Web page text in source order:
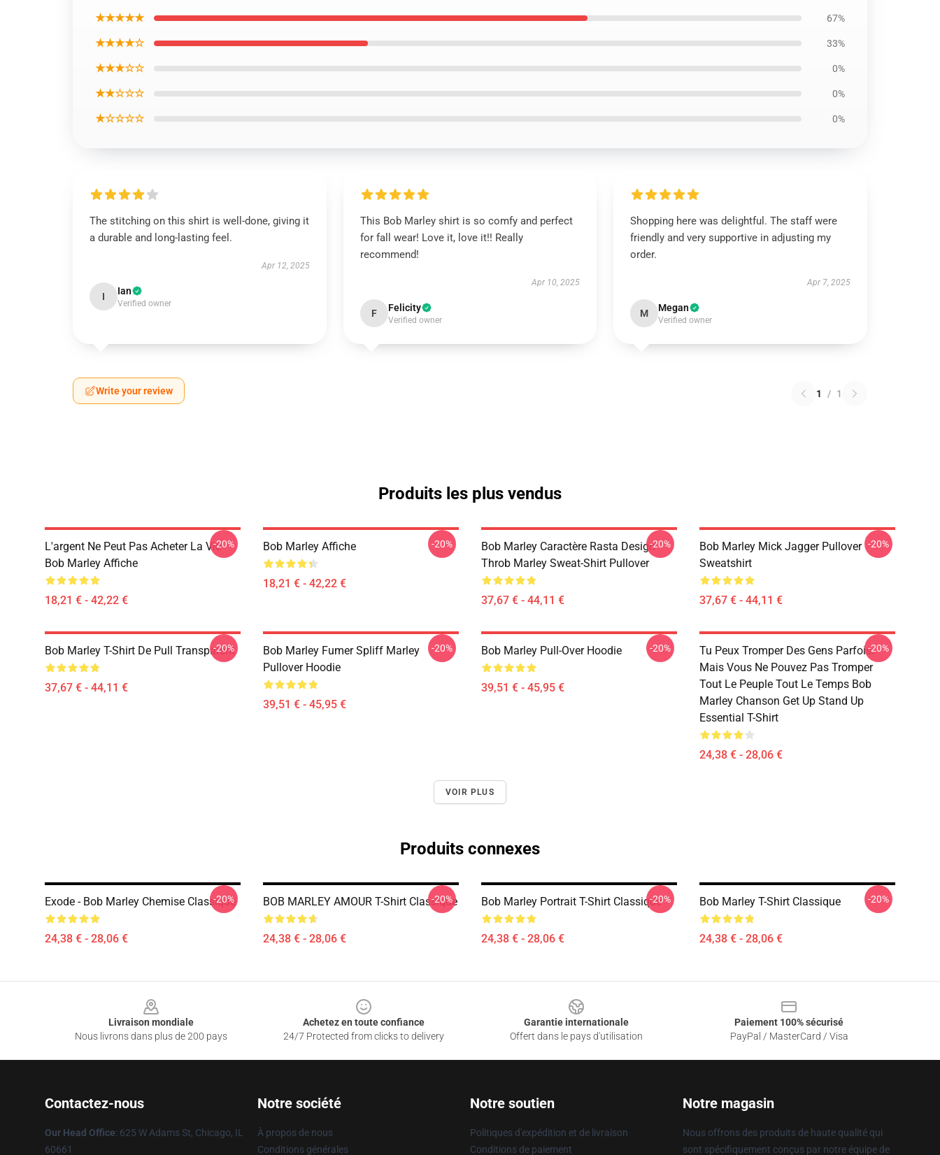
★★★★★ 67%
★★★★☆ 33%
★★★☆☆ 0%
★★☆☆☆ 0%
★☆☆☆☆ 0%
The stitching on this shirt is well-done, giving it
a durable and long-lasting feel.
Apr 12, 2025
I Ian
Verified owner
This Bob Marley shirt is so comfy and perfect
for fall wear! Love it, love it!! Really
recommend!
Apr 10, 2025
F Felicity
Verified owner
Shopping here was delightful. The staff were
friendly and very supportive in adjusting my
order.
Apr 7, 2025
M Megan
Verified owner
Write your review 1 / 1
Produits les plus vendus
L'argent Ne Peut Pas Acheter La Vie
Bob Marley Affiche
18,21 € - 42,22 €
-20% Bob Marley Affiche
18,21 € - 42,22 €
-20%
Bob Marley Caractère Rasta Design
Throb Marley Sweat-Shirt Pullover
37,67 € - 44,11 €
-20%
Bob Marley Mick Jagger Pullover
Sweatshirt
37,67 € - 44,11 €
-20%
Bob Marley T-Shirt De Pull Transparent
37,67 € - 44,11 €
-20%
Bob Marley Fumer Spliff Marley
Pullover Hoodie
39,51 € - 45,95 €
-20% Bob Marley Pull-Over Hoodie
39,51 € - 45,95 €
-20%
Tu Peux Tromper Des Gens Parfois.
Mais Vous Ne Pouvez Pas Tromper
Tout Le Peuple Tout Le Temps Bob
Marley Chanson Get Up Stand Up
Essential T-Shirt
24,38 € - 28,06 €
-20%
VOIR PLUS
Produits connexes
Exode - Bob Marley Chemise Classique
24,38 € - 28,06 €
-20% BOB MARLEY AMOUR T-Shirt Classique
24,38 € - 28,06 €
-20% Bob Marley Portrait T-Shirt Classique
24,38 € - 28,06 €
-20% Bob Marley T-Shirt Classique
24,38 € - 28,06 €
-20%
Livraison mondiale
Nous livrons dans plus de 200 pays
Achetez en toute confiance
24/7 Protected from clicks to delivery
Garantie internationale
Offert dans le pays d'utilisation
Paiement 100% sécurisé
PayPal / MasterCard / Visa
Contactez-nous
Our Head Office: 625 W Adams St, Chicago, IL
60661
Notre société
À propos de nous
Conditions générales
Notre soutien
Politiques d'expédition et de livraison
Conditions de paiement
Notre magasin
Nous offrons des produits de haute qualité qui
sont spécifiquement conçus par notre équipe de